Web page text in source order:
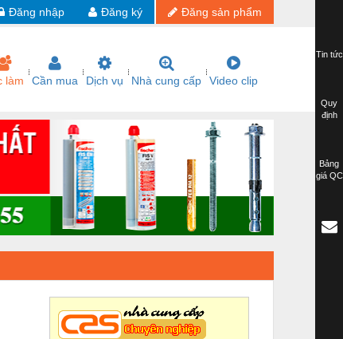
Đăng sản phẩm
Đăng ký
Đăng nhập
làm Cần mua Dịch vụ Nhà cung cấp Video clip
Tin tức
Quy
định
Bảng
giá QC